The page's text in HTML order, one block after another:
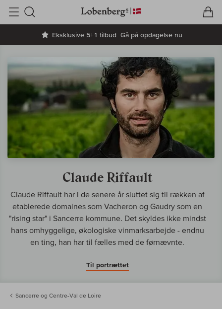
Eksklusive 5+1 tilbud Gå på opdagelse nu
Søg
Claude Riffault
Claude Riffault har i de senere år sluttet sig til rækken af
etablerede domaines som Vacheron og Gaudry som en
"rising star" i Sancerre kommune. Det skyldes ikke mindst
hans omhyggelige, økologiske vinmarksarbejde - endnu
en ting, han har til fælles med de førnævnte.
Til portrættet
Sancerre og Centre-Val de Loire